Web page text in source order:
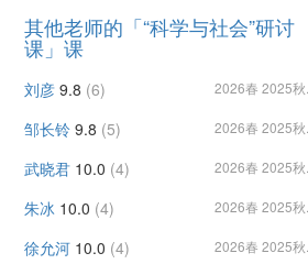
其他老师的「“科学与社会”研讨
课」课
刘彦 9.8 (6) 2026春 2025秋...
邹长铃 9.8 (5) 2026春 2025秋...
武晓君 10.0 (4) 2026春 2025秋...
朱冰 10.0 (4) 2026春 2025秋...
徐允河 10.0 (4) 2026春 2025秋...